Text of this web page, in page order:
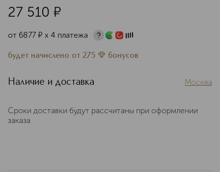
27 510 ¤
от 6877 ¤ х 4 платежа
будет начислено от 275 бонусов
Наличие и доставка Москва
Сроки доставки будут рассчитаны при оформлении
заказа